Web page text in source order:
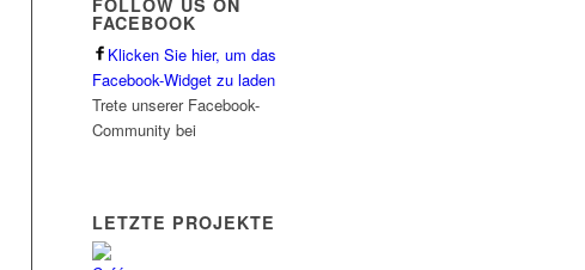
FOLLOW US ON
FACEBOOK
Klicken Sie hier, um das
Facebook-Widget zu laden
Trete unserer Facebook-
Community bei
LETZTE PROJEKTE